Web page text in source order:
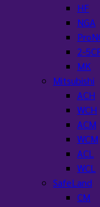
HF
NGA
2-
MK
Mitsubishi
ACH
WCH
ACM
WCM
ACL
WCL
SafeLand
CM